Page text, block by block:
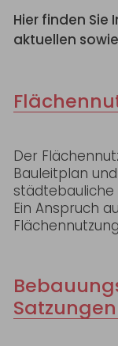
Hier finden Sie
aktuellen
Der
Bauleitplan
städtebauliche
Ein Anspruch
Satzungen